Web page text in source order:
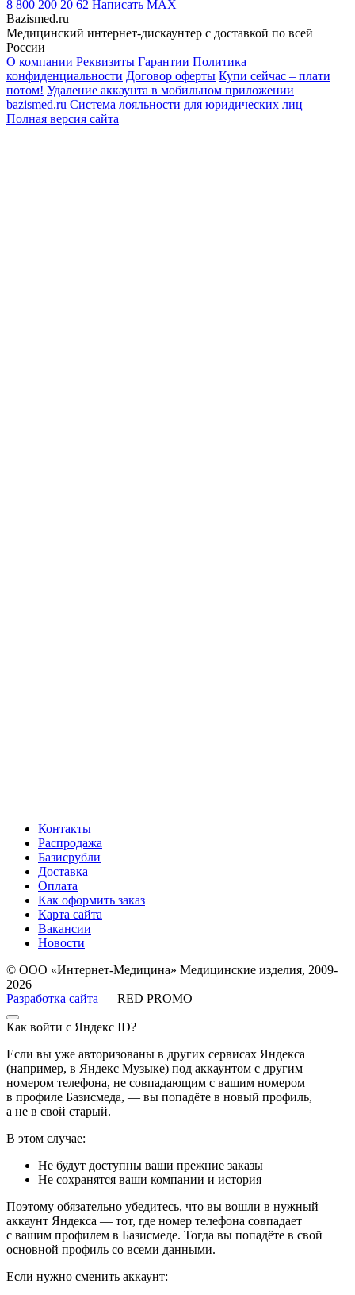
8 800 200 20 62 Написать MAX
Bazismed.ru
Медицинский интернет-дискаунтер с доставкой по всей
России
О компании Реквизиты Гарантии Политика
конфиденциальности Договор оферты Купи сейчас – плати
потом! Удаление аккаунта в мобильном приложении
bazismed.ru Система лояльности для юридических лиц
Полная версия сайта
Контакты
Распродажа
Базисрубли
Доставка
Оплата
Как оформить заказ
Карта сайта
Вакансии
Новости
© ООО «Интернет-Медицина» Медицинские изделия, 2009-
2026
Разработка сайта — RED PROMO
Как войти с Яндекс ID?
Если вы уже авторизованы в других сервисах Яндекса
(например, в Яндекс Музыке) под аккаунтом с другим
номером телефона, не совпадающим с вашим номером
в профиле Базисмеда, — вы попадёте в новый профиль,
а не в свой старый.
В этом случае:
Не будут доступны ваши прежние заказы
Не сохранятся ваши компании и история
Поэтому обязательно убедитесь, что вы вошли в нужный
аккаунт Яндекса — тот, где номер телефона совпадает
с вашим профилем в Базисмеде. Тогда вы попадёте в свой
основной профиль со всеми данными.
Если нужно сменить аккаунт: